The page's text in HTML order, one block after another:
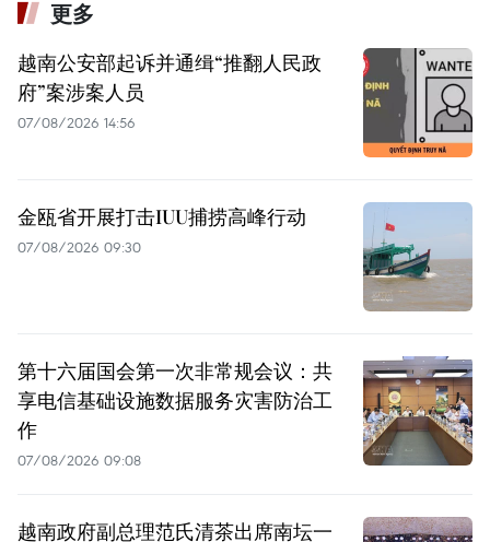
更多
越南公安部起诉并通缉“推翻人民政
府”案涉案人员
07/08/2026 14:56
金瓯省开展打击IUU捕捞高峰行动
07/08/2026 09:30
第十六届国会第一次非常规会议：共
享电信基础设施数据服务灾害防治工
作
07/08/2026 09:08
越南政府副总理范氏清茶出席南坛一